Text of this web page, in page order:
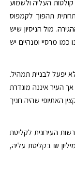
העליה ולשמוע
תהפוך לקמפוס
מול הניסיון שיש
כמו מרסיי ומנהיים יש
יפעל לבניית תמהיל.
70 אלף עולים, אך העיר איננה מוגדרת
האתיופי שהיה חניך
העירונית לקליטת
עליה הוסיפה כי העירייה משקיעה מדי שנה 4 מיליון ₪ בקליטת עליה,